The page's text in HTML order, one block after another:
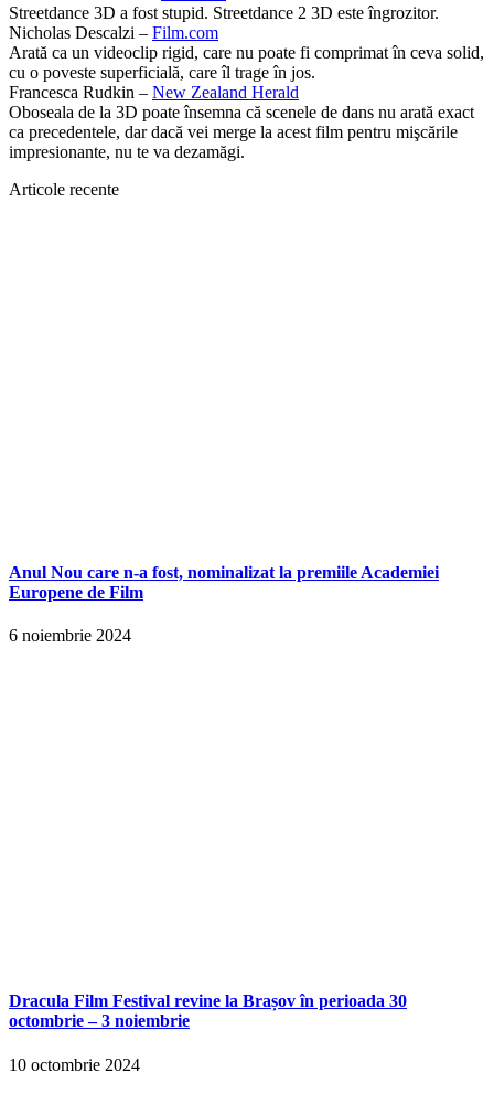
Streetdance 3D a fost stupid. Streetdance 2 3D este îngrozitor.
Nicholas Descalzi – Film.com
Arată ca un videoclip rigid, care nu poate fi comprimat în ceva solid,
cu o poveste superficială, care îl trage în jos.
Francesca Rudkin – New Zealand Herald
Oboseala de la 3D poate însemna că scenele de dans nu arată exact
ca precedentele, dar dacă vei merge la acest film pentru mişcările
impresionante, nu te va dezamăgi.
Articole recente
Anul Nou care n-a fost, nominalizat la premiile Academiei
Europene de Film
6 noiembrie 2024
Dracula Film Festival revine la Brașov în perioada 30
octombrie – 3 noiembrie
10 octombrie 2024